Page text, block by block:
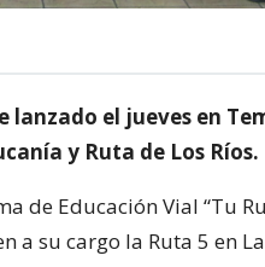
lanzado el jueves en
y Ruta de Los Ríos.
de Educación Vial “Tu
a su cargo la Ruta 5 en